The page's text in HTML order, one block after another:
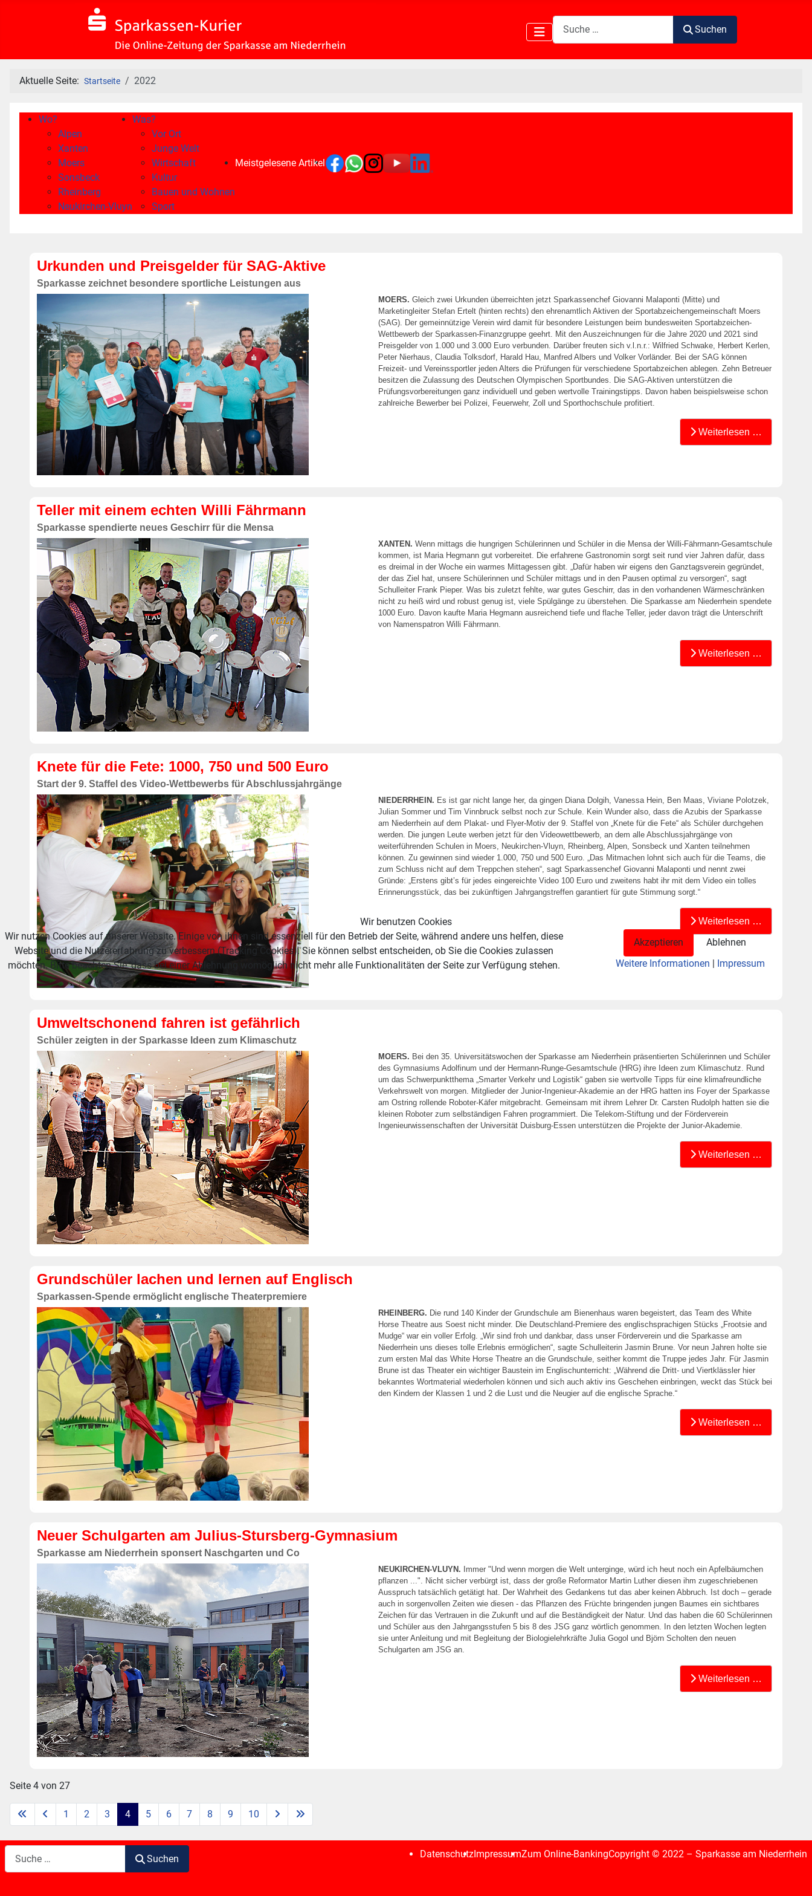
Suchen
Suchen
Aktuelle Seite: Startseite 2022
Wo?
Alpen
Xanten
Moers
Sonsbeck
Rheinberg
Neukirchen-Vluyn
Was?
Vor Ort
Junge Welt
Wirtschaft
Kultur
Bauen und Wohnen
Sport
Meistgelesene Artikel
Urkunden und Preisgelder für SAG-Aktive
Sparkasse zeichnet besondere sportliche Leistungen aus
MOERS. Gleich zwei Urkunden überreichten jetzt Sparkassenchef Giovanni Malaponti (Mitte) und
Marketingleiter Stefan Ertelt (hinten rechts) den ehrenamtlich Aktiven der Sportabzeichengemeinschaft Moers
(SAG). Der gemeinnützige Verein wird damit für besondere Leistungen beim bundesweiten Sportabzeichen-
Wettbewerb der Sparkassen-Finanzgruppe geehrt. Mit den Auszeichnungen für die Jahre 2020 und 2021 sind
Preisgelder von 1.000 und 3.000 Euro verbunden. Darüber freuten sich v.l.n.r.: Wilfried Schwake, Herbert Kerlen,
Peter Nierhaus, Claudia Tolksdorf, Harald Hau, Manfred Albers und Volker Vorländer. Bei der SAG können
Freizeit- und Vereinssportler jeden Alters die Prüfungen für verschiedene Sportabzeichen ablegen. Zehn Betreuer
besitzen die Zulassung des Deutschen Olympischen Sportbundes. Die SAG-Aktiven unterstützen die
Prüfungsvorbereitungen ganz individuell und geben wertvolle Trainingstipps. Davon haben beispielsweise schon
zahlreiche Bewerber bei Polizei, Feuerwehr, Zoll und Sporthochschule profitiert.
Weiterlesen …
Teller mit einem echten Willi Fährmann
Sparkasse spendierte neues Geschirr für die Mensa
XANTEN. Wenn mittags die hungrigen Schülerinnen und Schüler in die Mensa der Willi-Fährmann-Gesamtschule
kommen, ist Maria Hegmann gut vorbereitet. Die erfahrene Gastronomin sorgt seit rund vier Jahren dafür, dass
es dreimal in der Woche ein warmes Mittagessen gibt. „Dafür haben wir eigens den Ganztagsverein gegründet,
der das Ziel hat, unsere Schülerinnen und Schüler mittags und in den Pausen optimal zu versorgen“, sagt
Schulleiter Frank Pieper. Was bis zuletzt fehlte, war gutes Geschirr, das in den vorhandenen Wärmeschränken
nicht zu heiß wird und robust genug ist, viele Spülgänge zu überstehen. Die Sparkasse am Niederrhein spendete
1000 Euro. Davon kaufte Maria Hegmann ausreichend tiefe und flache Teller, jeder davon trägt die Unterschrift
von Namenspatron Willi Fährmann.
Weiterlesen …
Knete für die Fete: 1000, 750 und 500 Euro
Start der 9. Staffel des Video-Wettbewerbs für Abschlussjahrgänge
NIEDERRHEIN. Es ist gar nicht lange her, da gingen Diana Dolgih, Vanessa Hein, Ben Maas, Viviane Polotzek,
Julian Sommer und Tim Vinnbruck selbst noch zur Schule. Kein Wunder also, dass die Azubis der Sparkasse
am Niederrhein auf dem Plakat- und Flyer-Motiv der 9. Staffel von „Knete für die Fete“ als Schüler durchgehen
werden. Die jungen Leute werben jetzt für den Videowettbewerb, an dem alle Abschlussjahrgänge von
weiterführenden Schulen in Moers, Neukirchen-Vluyn, Rheinberg, Alpen, Sonsbeck und Xanten teilnehmen
können. Zu gewinnen sind wieder 1.000, 750 und 500 Euro. „Das Mitmachen lohnt sich auch für die Teams, die
zum Schluss nicht auf dem Treppchen stehen“, sagt Sparkassenchef Giovanni Malaponti und nennt zwei
Gründe: „Erstens gibt’s für jedes eingereichte Video 100 Euro und zweitens habt ihr mit dem Video ein tolles
Erinnerungsstück, das bei zukünftigen Jahrgangstreffen garantiert für gute Stimmung sorgt.“
Weiterlesen …
Umweltschonend fahren ist gefährlich
Schüler zeigten in der Sparkasse Ideen zum Klimaschutz
MOERS. Bei den 35. Universitätswochen der Sparkasse am Niederrhein präsentierten Schülerinnen und Schüler
des Gymnasiums Adolfinum und der Hermann-Runge-Gesamtschule (HRG) ihre Ideen zum Klimaschutz. Rund
um das Schwerpunktthema „Smarter Verkehr und Logistik“ gaben sie wertvolle Tipps für eine klimafreundliche
Verkehrswelt von morgen. Mitglieder der Junior-Ingenieur-Akademie an der HRG hatten ins Foyer der Sparkasse
am Ostring rollende Roboter-Käfer mitgebracht. Gemeinsam mit ihrem Lehrer Dr. Carsten Rudolph hatten sie die
kleinen Roboter zum selbständigen Fahren programmiert. Die Telekom-Stiftung und der Förderverein
Ingenieurwissenschaften der Universität Duisburg-Essen unterstützen die Projekte der Junior-Akademie.
Weiterlesen …
Grundschüler lachen und lernen auf Englisch
Sparkassen-Spende ermöglicht englische Theaterpremiere
RHEINBERG. Die rund 140 Kinder der Grundschule am Bienenhaus waren begeistert, das Team des White
Horse Theatre aus Soest nicht minder. Die Deutschland-Premiere des englischsprachigen Stücks „Frootsie and
Mudge“ war ein voller Erfolg. „Wir sind froh und dankbar, dass unser Förderverein und die Sparkasse am
Niederrhein uns dieses tolle Erlebnis ermöglichen“, sagte Schulleiterin Jasmin Brune. Vor neun Jahren holte sie
zum ersten Mal das White Horse Theatre an die Grundschule, seither kommt die Truppe jedes Jahr. Für Jasmin
Brune ist das Theater ein wichtiger Baustein im Englischunterricht: „Während die Dritt- und Viertklässler hier
bekanntes Wortmaterial wiederholen können und sich auch aktiv ins Geschehen einbringen, weckt das Stück bei
den Kindern der Klassen 1 und 2 die Lust und die Neugier auf die englische Sprache.“
Weiterlesen …
Neuer Schulgarten am Julius-Stursberg-Gymnasium
Sparkasse am Niederrhein sponsert Naschgarten und Co
NEUKIRCHEN-VLUYN. Immer "Und wenn morgen die Welt unterginge, würd ich heut noch ein Apfelbäumchen
pflanzen ...". Nicht sicher verbürgt ist, dass der große Reformator Martin Luther diesen ihm zugeschriebenen
Ausspruch tatsächlich getätigt hat. Der Wahrheit des Gedankens tut das aber keinen Abbruch. Ist doch – gerade
auch in sorgenvollen Zeiten wie diesen - das Pflanzen des Früchte bringenden jungen Baumes ein sichtbares
Zeichen für das Vertrauen in die Zukunft und auf die Beständigkeit der Natur. Und das haben die 60 Schülerinnen
und Schüler aus den Jahrgangsstufen 5 bis 8 des JSG ganz wörtlich genommen. In den letzten Wochen legten
sie unter Anleitung und mit Begleitung der Biologielehrkräfte Julia Gogol und Björn Scholten den neuen
Schulgarten am JSG an.
Weiterlesen …
Seite 4 von 27
1 2 3 4 5 6 7 8 9 10
Suchen
Suchen DatenschutzImpressumZum Online-BankingCopyright © 2022 – Sparkasse am Niederrhein
Wir benutzen Cookies
Wir nutzen Cookies auf unserer Website. Einige von ihnen sind essenziell für den Betrieb der Seite, während andere uns helfen, diese
Website und die Nutzererfahrung zu verbessern (Tracking Cookies). Sie können selbst entscheiden, ob Sie die Cookies zulassen
möchten. Bitte beachten Sie, dass bei einer Ablehnung womöglich nicht mehr alle Funktionalitäten der Seite zur Verfügung stehen.
Akzeptieren
Ablehnen
Weitere Informationen | Impressum